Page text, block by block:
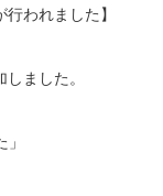
われました】
ました。